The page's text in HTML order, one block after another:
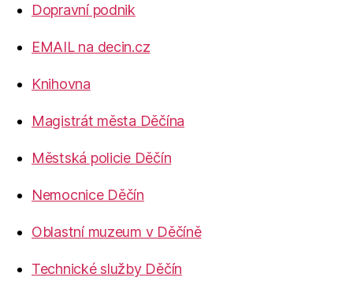
Dopravní podnik
EMAIL na decin.cz
Knihovna
Magistrát města Děčína
Městská policie Děčín
Nemocnice Děčín
Oblastní muzeum v Děčíně
Technické služby Děčín